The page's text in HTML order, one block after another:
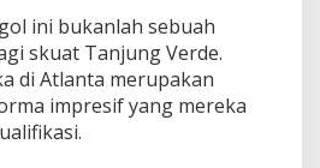
ini bukanlah sebuah
skuat Tanjung Verde.
di Atlanta merupakan
impresif yang mereka